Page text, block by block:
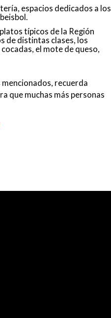
espacios dedicados a los
típicos de la Región
de distintas clases, los
el mote de queso,
recuerda
que muchas más personas